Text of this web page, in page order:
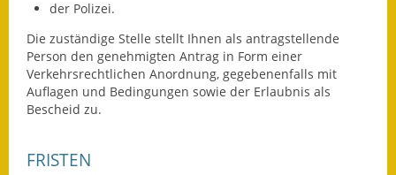
Wasserversorgung
Heiraten in Notzingen
der Polizei.
Die zuständige Stelle stellt Ihnen als antragstellende
Person den genehmigten Antrag in Form einer
Verkehrsrechtlichen Anordnung, gegebenenfalls mit
Auflagen und Bedingungen sowie der Erlaubnis als
Bescheid zu.
FRISTEN